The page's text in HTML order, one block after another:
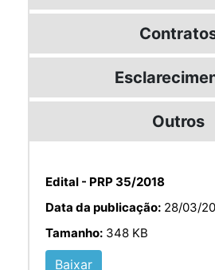
Outros
Edital - PRP 35/2018
Data da publicação: 28/03/
Tamanho: 348 KB
Baixar